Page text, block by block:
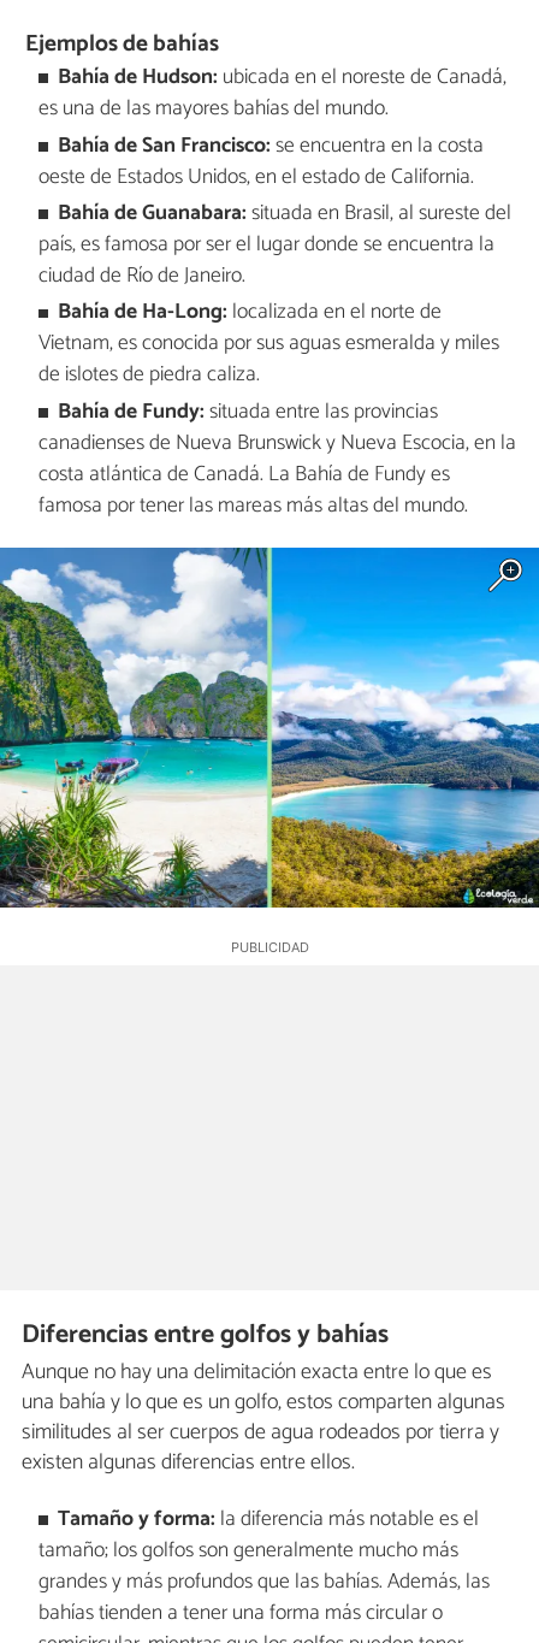
Ejemplos de bahías
Bahía de Hudson: ubicada en el noreste de Canadá,
es una de las mayores bahías del mundo.
Bahía de San Francisco:se encuentra en la costa
oeste de Estados Unidos, en el estado de California.
Bahía de Guanabara:situada en Brasil, al sureste del
país, es famosa por ser el lugar donde se encuentra la
ciudad de Río de Janeiro.
Bahía de Ha-Long: localizada en el norte de
Vietnam, es conocida por sus aguas esmeralda y miles
de islotes de piedra caliza.
Bahía de Fundy:situada entre las provincias
canadienses de Nueva Brunswick y Nueva Escocia, en la
costa atlántica de Canadá. La Bahía de Fundy es
famosa por tener las mareas más altas del mundo.
Diferencias entre golfos y bahías
Aunque no hay una delimitación exacta entre lo que es
una bahía y lo que es un golfo, estos comparten algunas
similitudes al ser cuerpos de agua rodeados por tierra y
existen algunas diferencias entre ellos.
Tamaño y forma: la diferencia más notable es el
tamaño; los golfos son generalmente mucho más
grandes y más profundos que las bahías. Además, las
bahías tienden a tener una forma más circular o